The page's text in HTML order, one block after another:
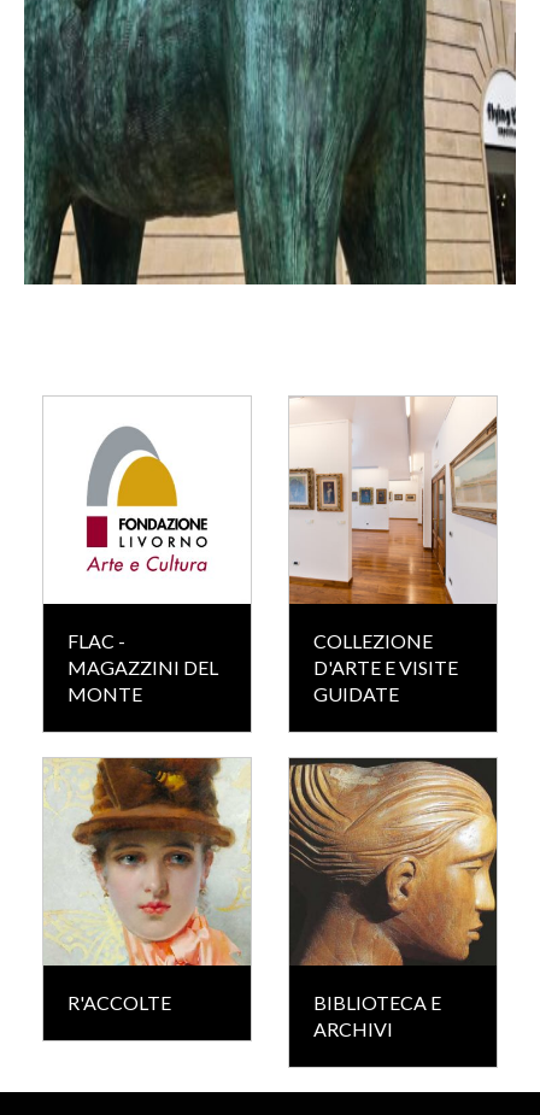
FLAC -
MAGAZZINI DEL
MONTE
COLLEZIONE
D'ARTE E VISITE
GUIDATE
R'ACCOLTE
BIBLIOTECA E
ARCHIVI